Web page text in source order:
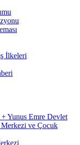
İlkeleri
Yunus Emre Devlet
Merkezi ve Çocuk